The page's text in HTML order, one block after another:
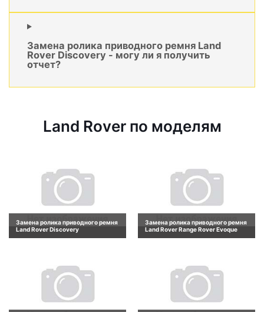
Замена ролика приводного ремня Land
Rover Discovery - могу ли я получить
отчет?
Land Rover по моделям
Замена ролика приводного ремня
Land Rover Discovery
Замена ролика приводного ремня
Land Rover Range Rover Evoque